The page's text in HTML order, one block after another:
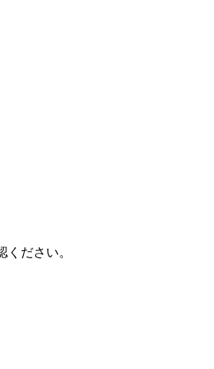
ださい。